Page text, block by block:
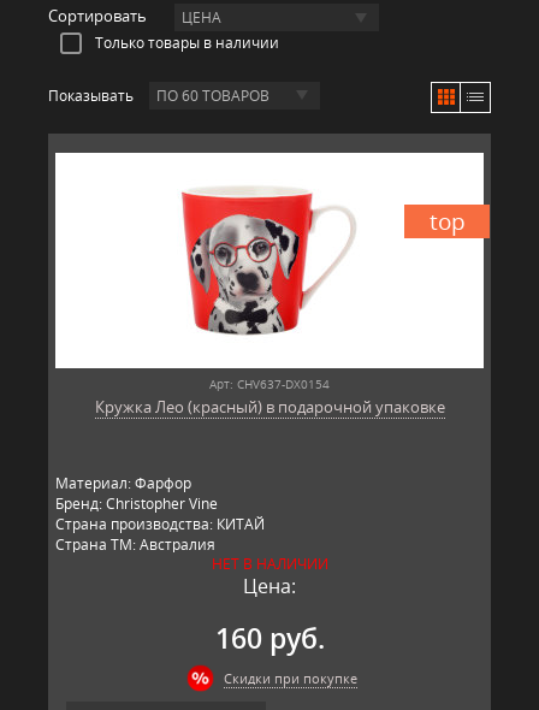
Сортировать ЦЕНА
Только товары в наличии
Показывать ПО 60 ТОВАРОВ
top
Арт: CHV637-DX0154
Кружка Лео (красный) в подарочной упаковке
Материал: Фарфор
Бренд: Christopher Vine
Страна производства: КИТАЙ
Страна ТМ: Австралия
НЕТ В НАЛИЧИИ
Цена:
160 руб.
Скидки при покупке